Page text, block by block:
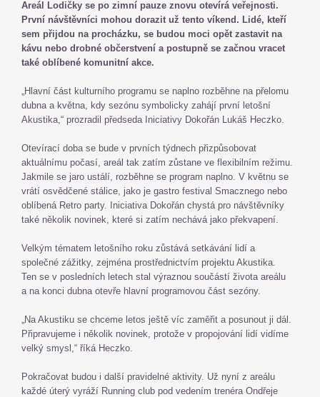
Areál Lodičky se po zimní pauze znovu otevírá veřejnosti.
První návštěvníci mohou dorazit už tento víkend. Lidé, kteří
sem přijdou na procházku, se budou moci opět zastavit na
kávu nebo drobné občerstvení a postupně se začnou vracet
také oblíbené komunitní akce.
„Hlavní část kulturního programu se naplno rozběhne na přelomu
dubna a května, kdy sezónu symbolicky zahájí první letošní
Akustika,“ prozradil předseda Iniciativy Dokořán Lukáš Heczko.
Otevírací doba se bude v prvních týdnech přizpůsobovat
aktuálnímu počasí, areál tak zatím zůstane ve flexibilním režimu.
Jakmile se jaro ustálí, rozběhne se program naplno. V květnu se
vrátí osvědčené stálice, jako je gastro festival Smacznego nebo
oblíbená Retro party. Iniciativa Dokořán chystá pro návštěvníky
také několik novinek, které si zatím nechává jako překvapení.
Velkým tématem letošního roku zůstává setkávání lidí a
společné zážitky, zejména prostřednictvím projektu Akustika.
Ten se v posledních letech stal výraznou součástí života areálu
a na konci dubna otevře hlavní programovou část sezóny.
„Na Akustiku se chceme letos ještě víc zaměřit a posunout ji dál.
Připravujeme i několik novinek, protože v propojování lidí vidíme
velký smysl,“ říká Heczko.
Pokračovat budou i další pravidelné aktivity. Už nyní z areálu
každé úterý vyráží Running club pod vedením trenéra Ondřeje